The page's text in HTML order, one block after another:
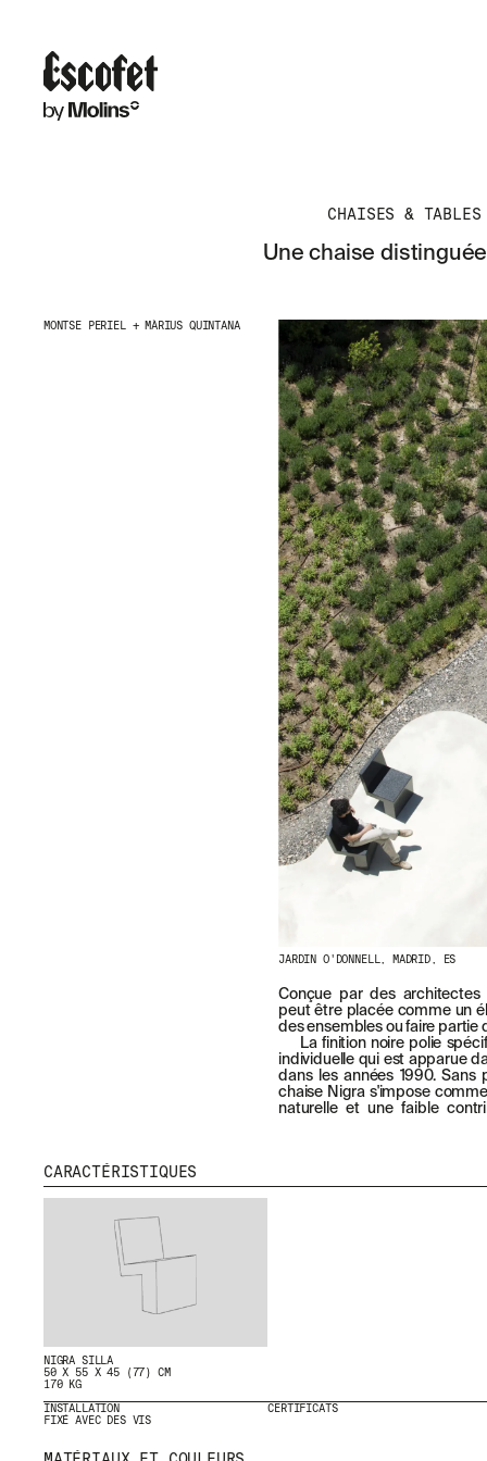
CHAISES & TABLES
Une chaise
MONTSE PERIEL + MÀRIUS QUINTANA
JARDIN O'DONNELL, MADRID, ES
Conçue par des architectes
peut être placée comme un
des ensembles ou faire partie
La finition noire polie
individuelle qui est apparue
dans les années 1990. Sans
chaise Nigra s'impose
naturelle et une faible
CARACTÉRISTIQUES
NIGRA SILLA
50 X 55 X 45 (77) CM
170 KG
INSTALLATION
FIXÉ AVEC DES VIS
CERTIFICATS